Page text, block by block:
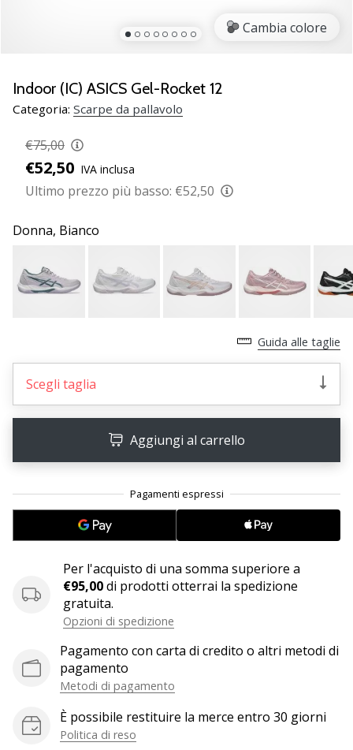
Weplayvolleyball
un
fanatico
della
come
noi?
Unisciti
come
Ambassador.
Tempo di lettura: 2 min.
Weplayvolleyball
affiliate
program
il
sito
personale,
pagina
Facebook
online?
generino
profitto.
Cambia colore
Indoor (IC) ASICS Gel-Rocket 12
Categoria: Scarpe da pallavolo
€75,00
€52,50 IVA inclusa
Ultimo prezzo più basso: €52,50
Donna, Bianco
Guida alle taglie
Scegli taglia
Aggiungi al carrello
Per l'acquisto di una somma superiore a
€95,00di prodotti otterrai la spedizione
gratuita.
Opzioni di spedizione
Pagamento con carta di credito o altri metodi di
pagamento
Metodi di pagamento
È possibile restituire la merce entro 30 giorni
Politica di reso